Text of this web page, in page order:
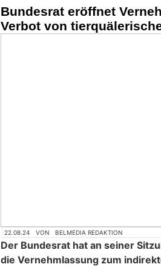
Bundesrat eröffnet
Verbot von
22.08.24 VON BELMEDIA REDAKTION
Der Bundesrat hat an seiner
die Vernehmlassung zum